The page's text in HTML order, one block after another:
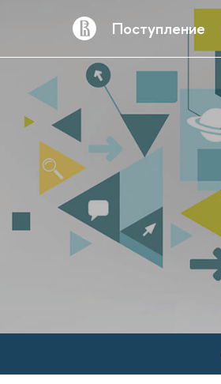
Поступление